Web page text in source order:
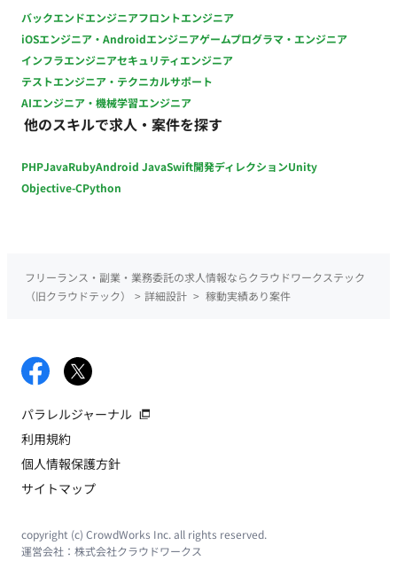
バックエンドエンジニアフロントエンジニア
iOSエンジニア・Androidエンジニアゲームプログラマ・エンジニア
インフラエンジニアセキュリティエンジニア
テストエンジニア・テクニカルサポート
AIエンジニア・機械学習エンジニア
他のスキルで求人・案件を探す
PHPJavaRubyAndroid JavaSwift開発ディレクションUnity
Objective-CPython
フリーランス・副業・業務委託の求人情報ならクラウドワークステック
（旧クラウドテック）
> 詳細設計 > 稼動実績あり案件
パラレルジャーナル
利用規約
個人情報保護方針
サイトマップ
copyright (c) CrowdWorks Inc. all rights reserved.
運営会社： 株式会社クラウドワークス